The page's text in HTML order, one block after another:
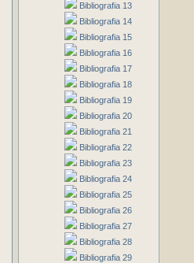
Bibliografia 13
Bibliografia 14
Bibliografia 15
Bibliografia 16
Bibliografia 17
Bibliografia 18
Bibliografia 19
Bibliografia 20
Bibliografia 21
Bibliografia 22
Bibliografia 23
Bibliografia 24
Bibliografia 25
Bibliografia 26
Bibliografia 27
Bibliografia 28
Bibliografia 29